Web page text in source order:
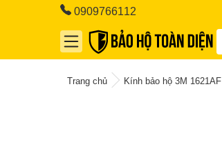
0909766112
Trang chủ Kính bảo hộ 3M 1621AF